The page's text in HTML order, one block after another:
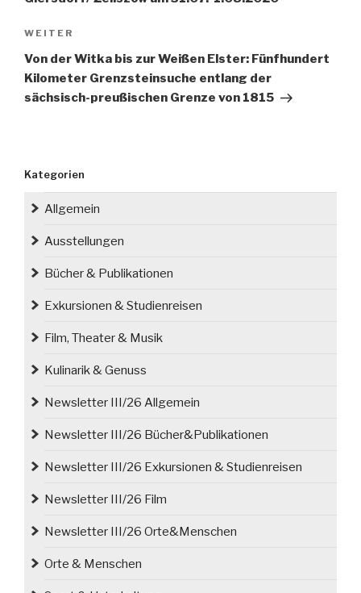
Nächster
Beitrag
WEITER
Von der Witka bis zur Weißen Elster: Fünfhundert
Kilometer Grenzsteinsuche entlang der
sächsisch-preußischen Grenze von 1815
Kategorien
Allgemein
Ausstellungen
Bücher & Publikationen
Exkursionen & Studienreisen
Film, Theater & Musik
Kulinarik & Genuss
Newsletter III/26 Allgemein
Newsletter III/26 Bücher&Publikationen
Newsletter III/26 Exkursionen & Studienreisen
Newsletter III/26 Film
Newsletter III/26 Orte&Menschen
Orte & Menschen